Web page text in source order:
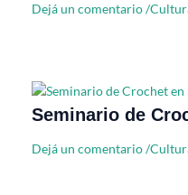
Dejá un comentario/
Seminario de
Dejá un comentario/